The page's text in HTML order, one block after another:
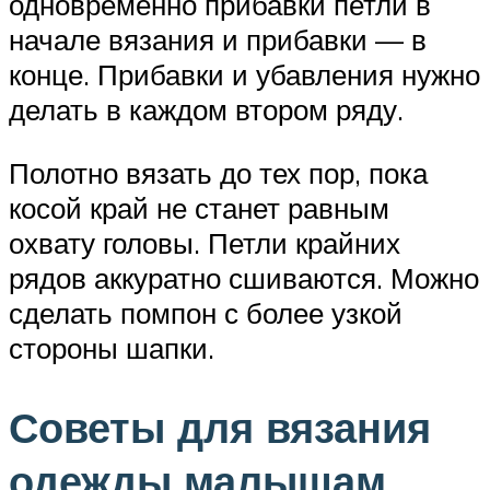
начале вязания и прибавки — в
конце. Прибавки и убавления нужно
делать в каждом втором ряду.
Полотно вязать до тех пор, пока
косой край не станет равным
охвату головы. Петли крайних
рядов аккуратно сшиваются. Можно
сделать помпон с более узкой
стороны шапки.
Советы для вязания